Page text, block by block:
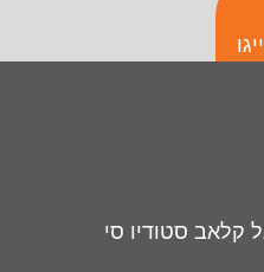
קלאב סטודיו סי